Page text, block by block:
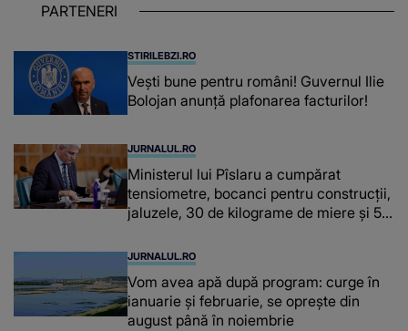
chiar și după trecerea anilor: "De
PARTENERI
STIRILEBZI.RO
Vești bune pentru români! Guvernul Ilie
Bolojan anunță plafonarea facturilor!
JURNALUL.RO
Ministerul lui Pîslaru a cumpărat
tensiometre, bocanci pentru construcții,
jaluzele, 30 de kilograme de miere și 50
JURNALUL.RO
Vom avea apă după program: curge în
ianuarie și februarie, se oprește din
august până în noiembrie